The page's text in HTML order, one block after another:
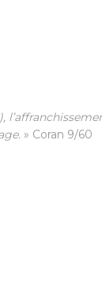
» Coran 9/60